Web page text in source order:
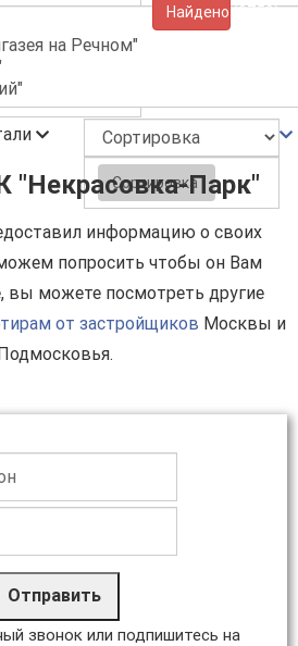
Найдено (9759)
Сортировка
"Некрасовка-Парк"
информацию о своих
попросить чтобы он Вам
вы можете посмотреть другие
от застройщиков Москвы и
Отправить
звонок или подпишитесь на